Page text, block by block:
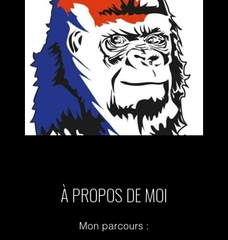
À PROPOS DE MOI
Mon parcours :